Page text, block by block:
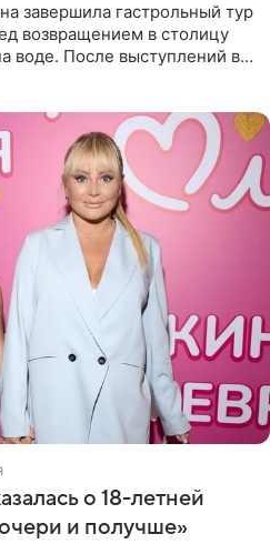
завершила гастрольный тур
возвращением в столицу
воде. После выступлений в
о 18-летней
и получше»